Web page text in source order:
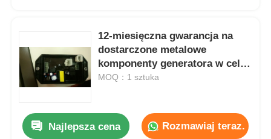
12-miesięczna gwarancja na
dostarczone metalowe
komponenty generatora w celu
wymiany i naprawy, oferująca
MOQ：1 sztuka
Najlepsza cena Rozmawiaj teraz.